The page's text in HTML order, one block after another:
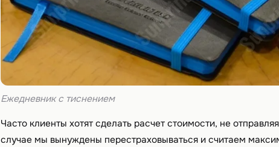
Ежедневник с тиснением
Часто клиенты хотят сделать расчет стоимости, не
случае мы вынуждены перестраховываться и считаем